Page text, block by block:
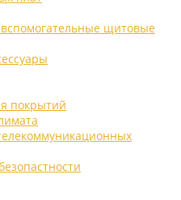
щитовые
покрытий